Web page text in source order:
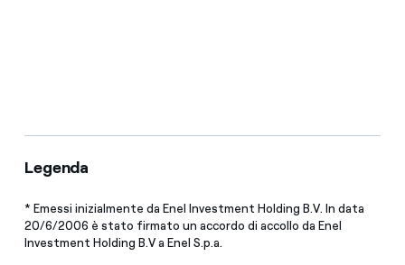
Legenda
* Emessi inizialmente da Enel Investment Holding B.V. In data
20/6/2006 è stato firmato un accordo di accollo da Enel
Investment Holding B.V a Enel S.p.a.